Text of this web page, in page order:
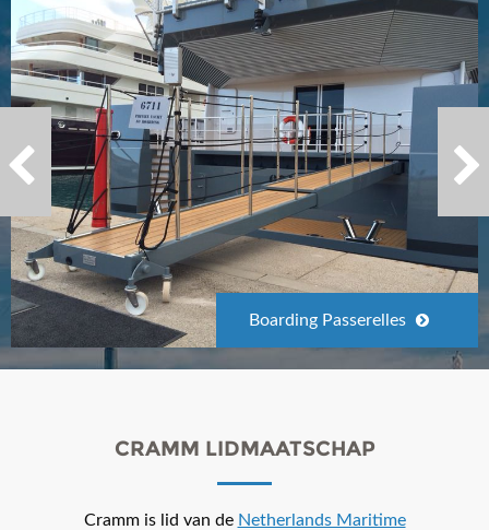
Boarding Passerelles
CRAMM LIDMAATSCHAP
Cramm is lid van de Netherlands Maritime